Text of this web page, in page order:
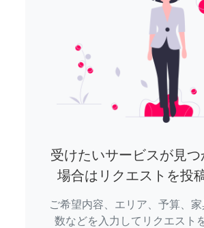
受けたいサービスが見つ
場合はリクエストを投
ご希望内容、エリア、予算、
数などを入力してリクエスト